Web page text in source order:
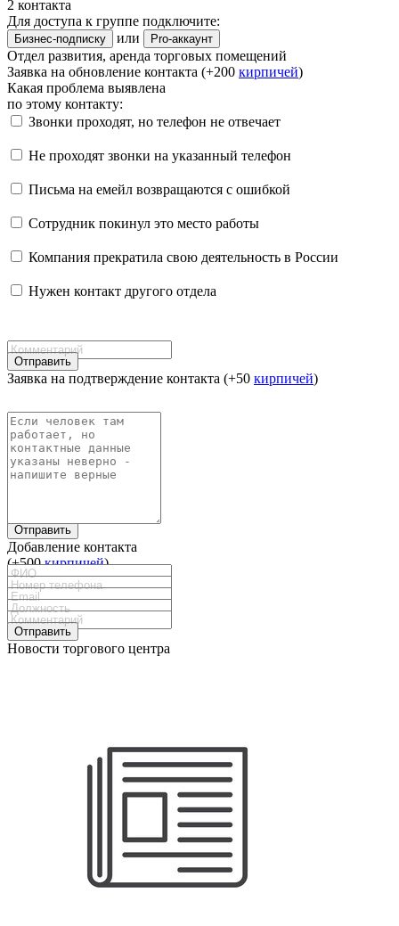
2 контакта
Для доступа к группе подключите:
Бизнес-подписку или Pro-аккаунт
Отдел развития, аренда торговых помещений
Заявка на обновление контакта (+200 кирпичей)
Какая проблема выявлена
по этому контакту:
Звонки проходят, но телефон не отвечает
Не проходят звонки на указанный телефон
Письма на емейл возвращаются с ошибкой
Сотрудник покинул это место работы
Компания прекратила свою деятельность в России
Нужен контакт другого отдела
Отправить
Заявка на подтверждение контакта (+50 кирпичей)
Отправить
Добавление контакта
(+500кирпичей)
Отправить
Новости торгового центра